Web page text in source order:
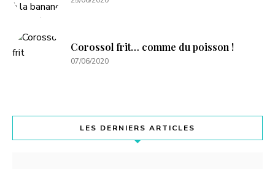
Corossol frit… comme du poisson !
07/06/2020
LES DERNIERS ARTICLES